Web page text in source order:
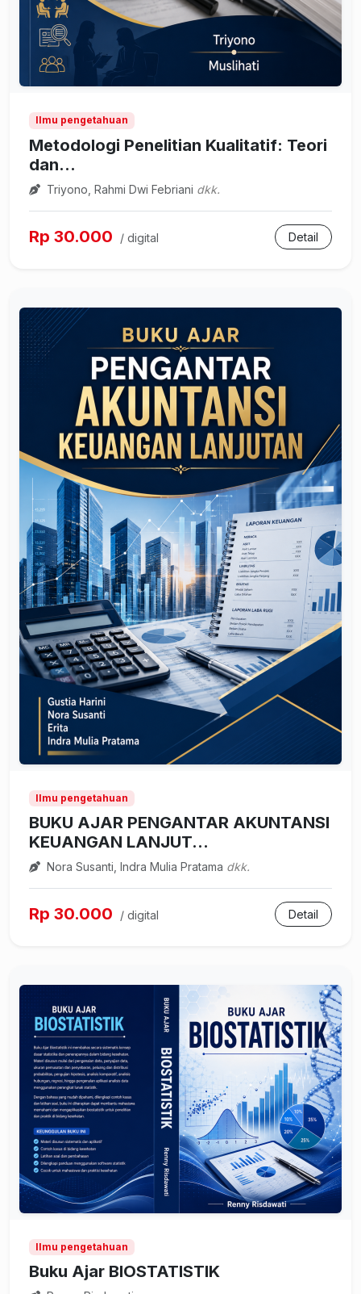
Ilmu pengetahuan
Metodologi Penelitian Kualitatif: Teori
dan...
Triyono, Rahmi Dwi Febriani dkk.
Rp 30.000 / digital Detail
Ilmu pengetahuan
BUKU AJAR PENGANTAR AKUNTANSI
KEUANGAN LANJUT...
Nora Susanti, Indra Mulia Pratama dkk.
Rp 30.000 / digital Detail
Ilmu pengetahuan
Buku Ajar BIOSTATISTIK